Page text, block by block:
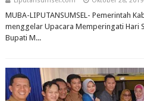
MUBA-LIPUTANSUMSEL- Pemerintah
menggelar Upacara Memperingati Hari
Bupati M...